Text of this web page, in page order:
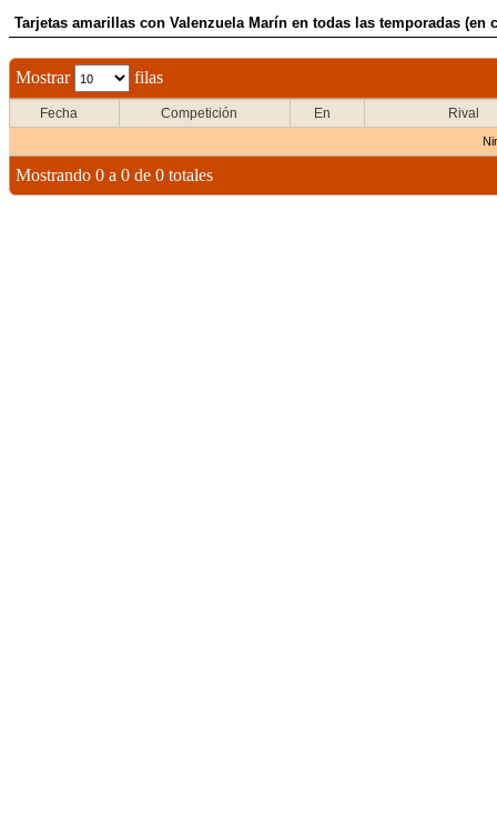
Tarjetas amarillas con Valenzuela Marín en todas las temporadas (en
Mostrar filas
Fecha Competición En Rival
Mostrando 0 a 0 de 0 totales